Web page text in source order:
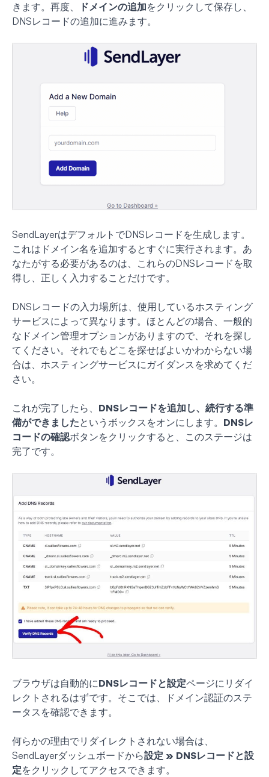
きます。再度、
ドメインの追加をクリックして保存し、
DNSレコードの追加に進みます。
SendLayerはデフォルトでDNSレコードを生成します。
これはドメイン名を追加するとすぐに実行されます。あ
なたがする必要があるのは、これらのDNSレコードを取
得し、正しく入力することだけです。
DNSレコードの入力場所は、使用しているホスティング
サービスによって異なります。ほとんどの場合、一般的
なドメイン管理オプションがありますので、それを探し
てください。それでもどこを探せばよいかわからない場
合は、ホスティングサービスにガイダンスを求めてくだ
さい。
これが完了したら、 DNSレコードを追加し、続行する準
備ができましたというボックスをオンにします。 DNSレ
コードの確認ボタンをクリックすると、このステージは
完了です。
ブラウザは自動的にDNSレコードと設定ページにリダイ
レクトされるはずです。そこでは、ドメイン認証のステ
ータスを確認できます。
何らかの理由でリダイレクトされない場合は、
SendLayerダッシュボードから設定 » DNSレコードと設
定をクリックしてアクセスできます。